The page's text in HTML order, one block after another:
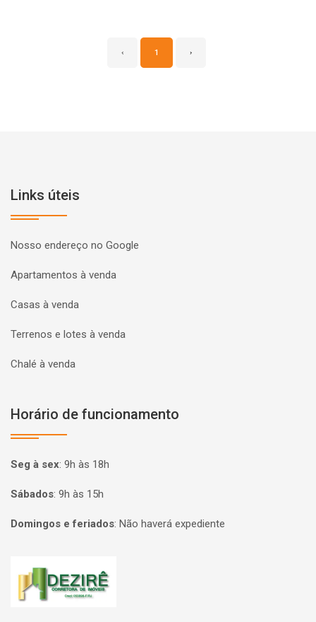
‹ 1 ›
Links úteis
Nosso endereço no Google
Apartamentos à venda
Casas à venda
Terrenos e lotes à venda
Chalé à venda
Horário de funcionamento
Seg à sex: 9h às 18h
Sábados: 9h às 15h
Domingos e feriados: Não haverá expediente
Página inicial